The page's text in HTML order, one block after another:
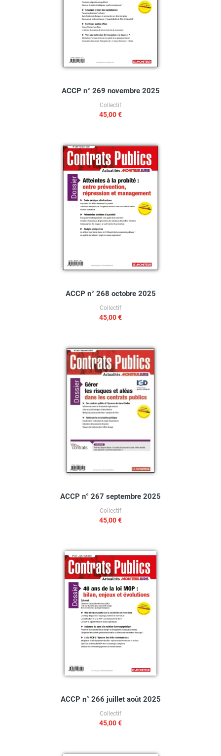
ACCP n° 269 novembre 2025
Collectif
45,00 €
ACCP n° 268 octobre 2025
Collectif
45,00 €
ACCP n° 267 septembre 2025
Collectif
45,00 €
ACCP n° 266 juillet août 2025
Collectif
45,00 €